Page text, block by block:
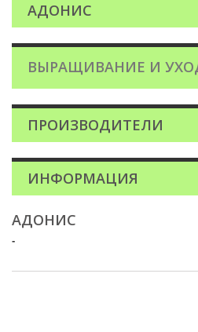
АДОНИС
ВЫРАЩИВАНИЕ И
ПРОИЗВОДИТЕЛИ
ИНФОРМАЦИЯ
АДОНИС
-